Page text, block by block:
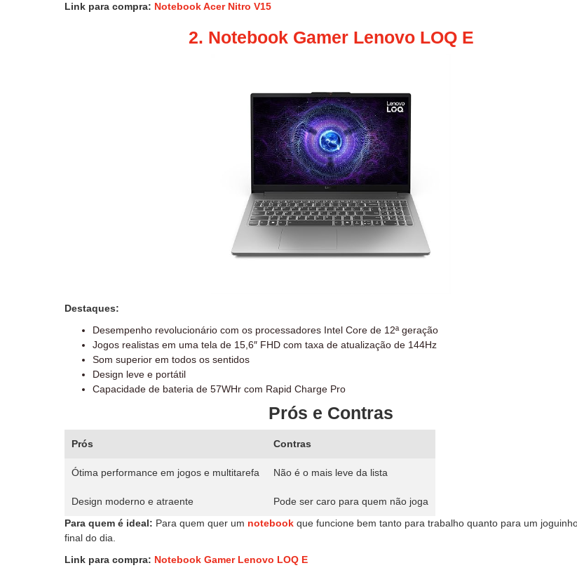
Link para compra: Notebook Acer Nitro V15
2. Notebook Gamer Lenovo LOQ E
Destaques:
Desempenho revolucionário com os processadores Intel Core de 12ª geração
Jogos realistas em uma tela de 15,6″ FHD com taxa de atualização de 144Hz
Som superior em todos os sentidos
Design leve e portátil
Capacidade de bateria de 57WHr com Rapid Charge Pro
Prós e Contras
Prós Contras
Ótima performance em jogos e multitarefa Não é o mais leve da lista
Design moderno e atraente
Pode ser caro para quem não joga
Para quem é ideal: Para quem quer um notebook que funcione bem tanto para trabalho quanto para um
final do dia.
Link para compra: Notebook Gamer Lenovo LOQ E